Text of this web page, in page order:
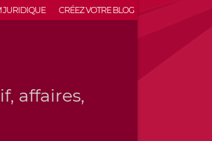
JURIDIQUE CRÉEZ VOTRE BLOG
affaires,